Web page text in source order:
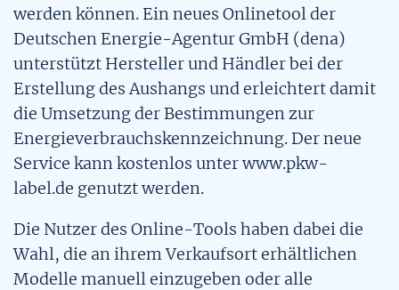
Pkw-Kostenrechner
FAQs
Handel und Hersteller
Verbraucherinnen und Verbraucher
Übersicht
10 Mythen und Fakten zur Elektromobilität
Umweltvorteile von Elektroautos
Reichweiten und Ladeinfrastruktur
Kostenfaktoren alternativer Antriebe
CO2-Preis
Pkw-Kostenrechner
Vergleich Alternative Antriebe
CO2-Rechner
werden können. Ein neues Onlinetool der
Deutschen Energie-Agentur GmbH (dena)
unterstützt Hersteller und Händler bei der
Erstellung des Aushangs und erleichtert damit
die Umsetzung der Bestimmungen zur
Energieverbrauchskennzeichnung. Der neue
Service kann kostenlos unter www.pkw-
label.de genutzt werden.
Die Nutzer des Online-Tools haben dabei die
Wahl, die an ihrem Verkaufsort erhältlichen
Modelle manuell einzugeben oder alle